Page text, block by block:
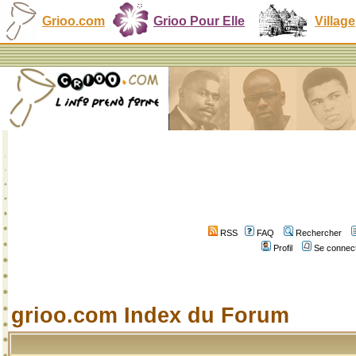
Grioo.com Grioo Pour Elle Village
RSS FAQ
Rechercher
Profil
Se
grioo.com Index du Forum